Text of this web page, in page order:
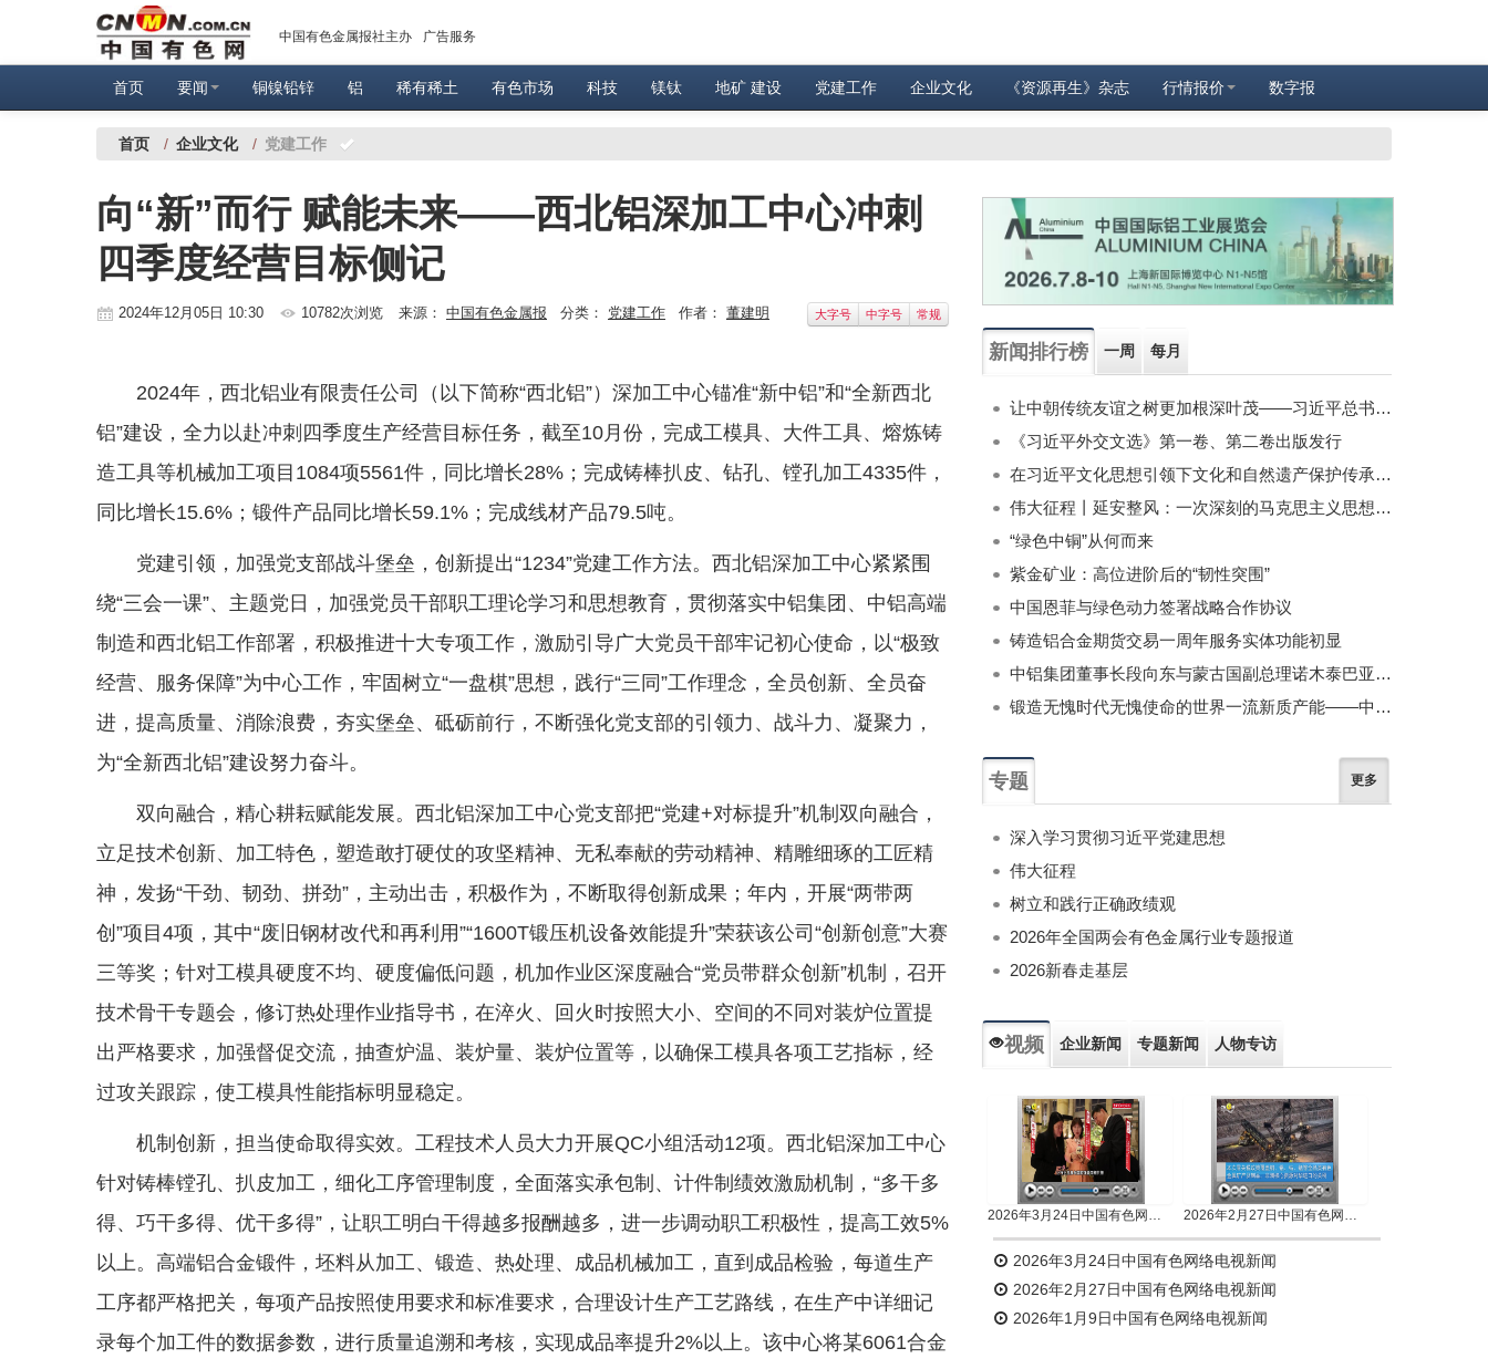
中国有色金属报社主办 广告服务
首页 要闻 铜镍铅锌 铝 稀有稀土 有色市场 科技 镁钛 地矿 建设 党建工作 企业文化 《资源再生》杂志 行情报价 数字报
首页 / 企业文化 / 党建工作
向“新”而行 赋能未来——西北铝深加工中心冲刺
四季度经营目标侧记
2024年12月05日 10:30 10782次浏览 来源： 中国有色金属报 分类： 党建工作 作者： 董建明 大字号 中字号 常规
2024年，西北铝业有限责任公司（以下简称“西北铝”）深加工中心锚准“新中铝”和“全新西北
铝”建设，全力以赴冲刺四季度生产经营目标任务，截至10月份，完成工模具、大件工具、熔炼铸
造工具等机械加工项目1084项5561件，同比增长28%；完成铸棒扒皮、钻孔、镗孔加工4335件，
同比增长15.6%；锻件产品同比增长59.1%；完成线材产品79.5吨。
党建引领，加强党支部战斗堡垒，创新提出“1234”党建工作方法。西北铝深加工中心紧紧围
绕“三会一课”、主题党日，加强党员干部职工理论学习和思想教育，贯彻落实中铝集团、中铝高端
制造和西北铝工作部署，积极推进十大专项工作，激励引导广大党员干部牢记初心使命，以“极致
经营、服务保障”为中心工作，牢固树立“一盘棋”思想，践行“三同”工作理念，全员创新、全员奋
进，提高质量、消除浪费，夯实堡垒、砥砺前行，不断强化党支部的引领力、战斗力、凝聚力，
为“全新西北铝”建设努力奋斗。
双向融合，精心耕耘赋能发展。西北铝深加工中心党支部把“党建+对标提升”机制双向融合，
立足技术创新、加工特色，塑造敢打硬仗的攻坚精神、无私奉献的劳动精神、精雕细琢的工匠精
神，发扬“干劲、韧劲、拼劲”，主动出击，积极作为，不断取得创新成果；年内，开展“两带两
创”项目4项，其中“废旧钢材改代和再利用”“1600T锻压机设备效能提升”荣获该公司“创新创意”大赛
三等奖；针对工模具硬度不均、硬度偏低问题，机加作业区深度融合“党员带群众创新”机制，召开
技术骨干专题会，修订热处理作业指导书，在淬火、回火时按照大小、空间的不同对装炉位置提
出严格要求，加强督促交流，抽查炉温、装炉量、装炉位置等，以确保工模具各项工艺指标，经
过攻关跟踪，使工模具性能指标明显稳定。
机制创新，担当使命取得实效。工程技术人员大力开展QC小组活动12项。西北铝深加工中心
针对铸棒镗孔、扒皮加工，细化工序管理制度，全面落实承包制、计件制绩效激励机制，“多干多
得、巧干多得、优干多得”，让职工明白干得越多报酬越多，进一步调动职工积极性，提高工效5%
以上。高端铝合金锻件，坯料从加工、锻造、热处理、成品机械加工，直到成品检验，每道生产
工序都严格把关，每项产品按照使用要求和标准要求，合理设计生产工艺路线，在生产中详细记
录每个加工件的数据参数，进行质量追溯和考核，实现成品率提升2%以上。该中心将某6061合金
新闻排行榜 一周 每月
让中朝传统友谊之树更加根深叶茂——习近平总书记对朝鲜进行国事访问纪实
《习近平外交文选》第一卷、第二卷出版发行
在习近平文化思想引领下文化和自然遗产保护传承利用工作开创新局面
伟大征程丨延安整风：一次深刻的马克思主义思想教育运动
“绿色中铜”从何而来
紫金矿业：高位进阶后的“韧性突围”
中国恩菲与绿色动力签署战略合作协议
铸造铝合金期货交易一周年服务实体功能初显
中铝集团董事长段向东与蒙古国副总理诺木泰巴亚尔举行会谈
锻造无愧时代无愧使命的世界一流新质产能——中国有色金属工业的战略应对与破局之道（二）
专题 更多
深入学习贯彻习近平党建思想
伟大征程
树立和践行正确政绩观
2026年全国两会有色金属行业专题报道
2026新春走基层
视频 企业新闻 专题新闻 人物专访
2026年3月24日中国有色网络电视新闻 2026年2月27日中国有色网络电视新闻
2026年3月24日中国有色网络电视新闻
2026年2月27日中国有色网络电视新闻
2026年1月9日中国有色网络电视新闻